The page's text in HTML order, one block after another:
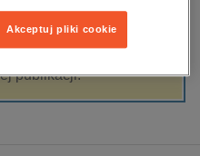
informatyka
Filtrowanie
publikacji.
Akceptuj pliki cookie